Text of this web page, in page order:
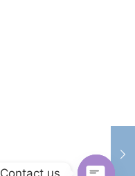
Contact us